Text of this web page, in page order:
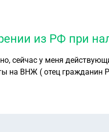
из РФ при
сейчас у меня
на ВНЖ ( отец гражданин
в котором было